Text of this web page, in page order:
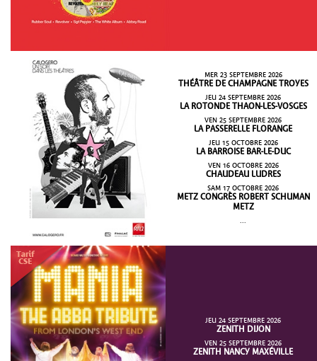
MER 23 SEPTEMBRE 2026
THÉÂTRE DE CHAMPAGNE TROYES
JEU 24 SEPTEMBRE 2026
LA ROTONDE THAON-LES-VOSGES
VEN 25 SEPTEMBRE 2026
LA PASSERELLE FLORANGE
JEU 15 OCTOBRE 2026
LA BARROISE BAR-LE-DUC
VEN 16 OCTOBRE 2026
CHAUDEAU LUDRES
SAM 17 OCTOBRE 2026
METZ CONGRÈS ROBERT SCHUMAN
METZ
...
JEU 24 SEPTEMBRE 2026
ZENITH DIJON
VEN 25 SEPTEMBRE 2026
ZENITH NANCY MAXÉVILLE